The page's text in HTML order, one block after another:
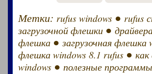
Метки: rufus windows ● rufus
загрузочной флешки ●
флешка ●загрузочная флешка
флешка windows 8.1 rufus ●
windows ● полезные